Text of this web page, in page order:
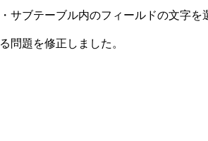
・サブテーブル内のフィールドの文字
る問題を修正しました。